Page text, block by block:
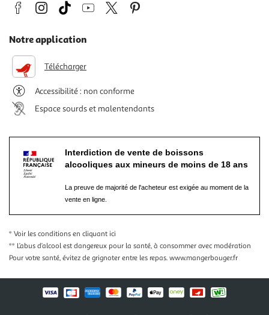
Notre application
Télécharger
Accessibilité : non conforme
Espace sourds et malentendants
Interdiction de vente de boissons
alcooliques aux mineurs de moins de 18 ans
La preuve de majorité de l'acheteur est exigée au moment de la
vente en ligne.
* Voir les conditions en cliquant ici
** L’abus d’alcool est dangereux pour la santé, à consommer avec modération
Pour votre santé, évitez de grignoter entre les repas. www.mangerbouger.fr